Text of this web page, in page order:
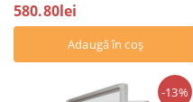
580.80lei
-13%